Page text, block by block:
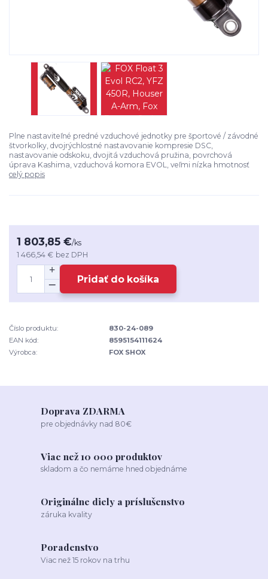
Plne nastaviteľné predné vzduchové jednotky pre športové / závodné
štvorkolky, dvojrýchlostné nastavovanie kompresie DSC,
nastavovanie odskoku, dvojitá vzduchová pružina, povrchová
úprava Kashima, vzduchová komora EVOL, veľmi nízka hmotnosť
celý popis
1 803,85 €/ks
1 466,54 € bez DPH
Pridať do košíka
Číslo produktu:
830-24-089
EAN kód:
8595154111624
Výrobca:
FOX SHOX
Doprava ZDARMA
pre objednávky nad 80€
Viac než 10 000 produktov
skladom a čo nemáme hned objednáme
Originálne diely a príslušenstvo
záruka kvality
Poradenstvo
Viac než 15 rokov na trhu